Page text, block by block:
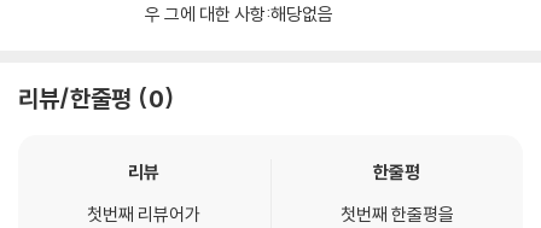
우 그에 대한 사항:해당없음
리뷰/한줄평 0
리뷰
첫번째 리뷰어가
한줄평
첫번째 한줄평을